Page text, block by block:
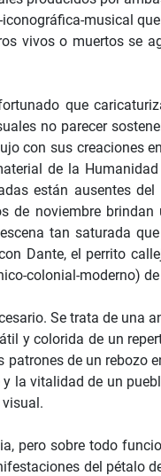
musical
vivos o muertos se
que
no parecer
con sus creaciones
de la
están ausentes
de noviembre
tan saturada
Dante, el perrito
colonial-moderno)
Se trata de una
y colorida de un
de un rebozo
la vitalidad de un
pero sobre todo
del pétalo